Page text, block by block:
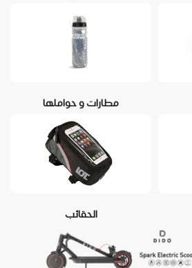
مطارات و حواملها
الحقائب